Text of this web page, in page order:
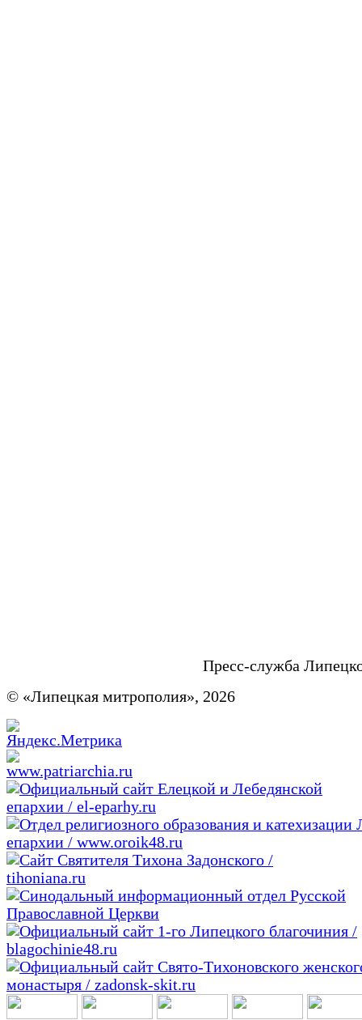
Пресс-служба
© «Липецкая митрополия», 2026